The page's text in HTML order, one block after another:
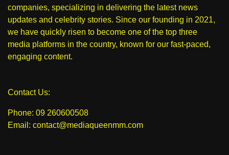
companies, specializing in delivering the latest news
updates and celebrity stories. Since our founding in 2021,
we have quickly risen to become one of the top three
media platforms in the country, known for our fast-paced,
engaging content.
Contact Us:
Phone: 09 260600508
Email: contact@mediaqueenmm.com